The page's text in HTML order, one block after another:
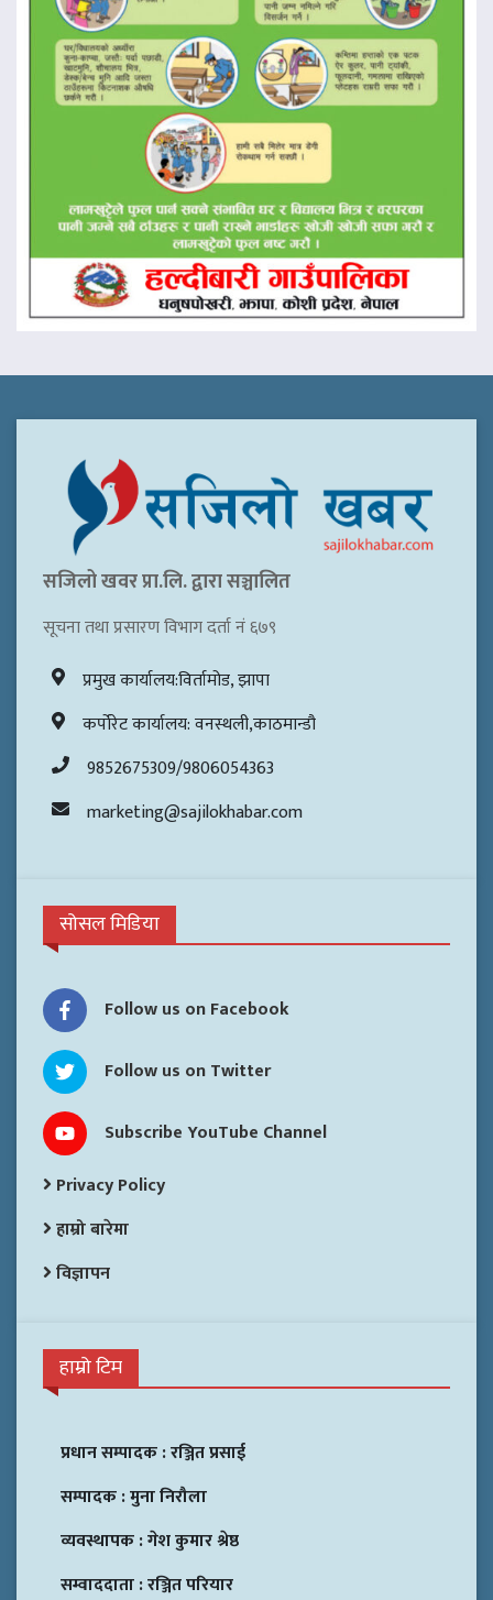
सजिलो खवर प्रा.लि. द्वारा सञ्चालित
सूचना तथा प्रसारण विभाग दर्ता नं ६७९
प्रमुख कार्यालय:विर्तामोड, झापा
कर्पोरेट कार्यालय: वनस्थली,काठमान्डौ
9852675309/9806054363
marketing@sajilokhabar.com
सोसल मिडिया
Follow us on Facebook
Follow us on Twitter
Subscribe YouTube Channel
Privacy Policy
हाम्रो बारेमा
विज्ञापन
हाम्रो टिम
प्रधान सम्पादक :रञ्जित प्रसाई
सम्पादक :मुना निरौला
व्यवस्थापक :गेश कुमार श्रेष्ठ
सम्वाददाता :रञ्जित परियार